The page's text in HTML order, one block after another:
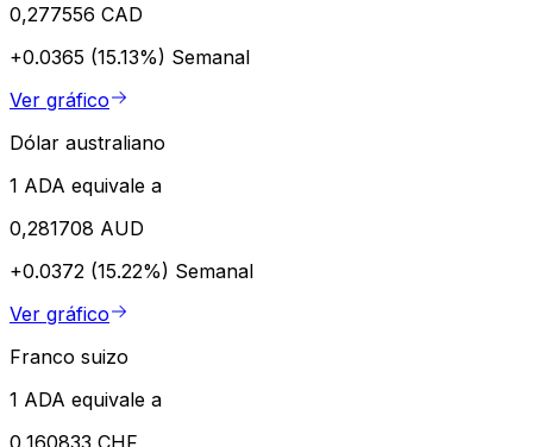
0,277556 CAD
+0.0365 (15.13%) Semanal
Ver gráfico
Dólar australiano
1 ADA equivale a
0,281708 AUD
+0.0372 (15.22%) Semanal
Ver gráfico
Franco suizo
1 ADA equivale a
0,160833 CHF